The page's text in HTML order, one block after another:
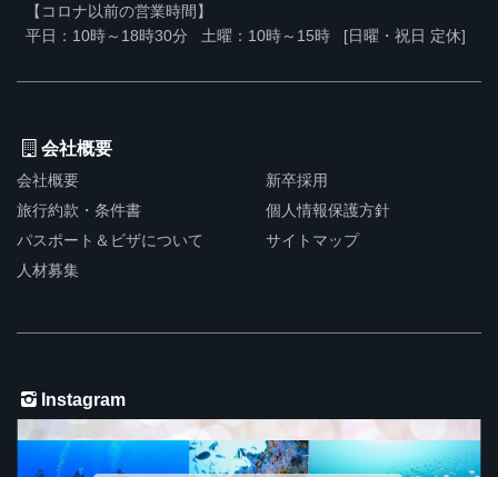
【コロナ以前の営業時間】
平日：10時～18時30分
土曜：10時～15時 [日曜・祝日 定休]
会社概要
会社概要
旅行約款・条件書
パスポート＆ビザについて
人材募集
新卒採用
個人情報保護方針
サイトマップ
Instagram